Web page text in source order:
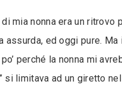
mia nonna era un
ed oggi pure.
perché la nonna mi
si limitava ad un giretto